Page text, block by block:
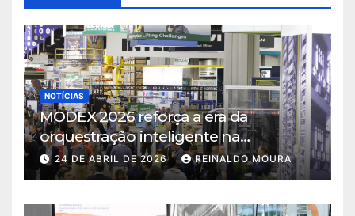
NOTÍCIAS
MODEX 2026 reforça a era da
orquestração inteligente na
intralogística
24 DE ABRIL DE 2026 REINALDO MOURA